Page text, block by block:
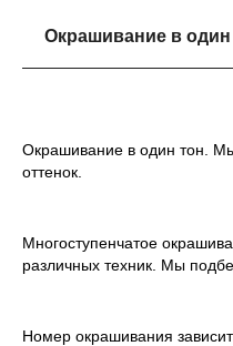
Окрашивание в один
Окрашивание в один тон.
оттенок.
Многоступенчатое
различных техник. Мы
Номер окрашивания